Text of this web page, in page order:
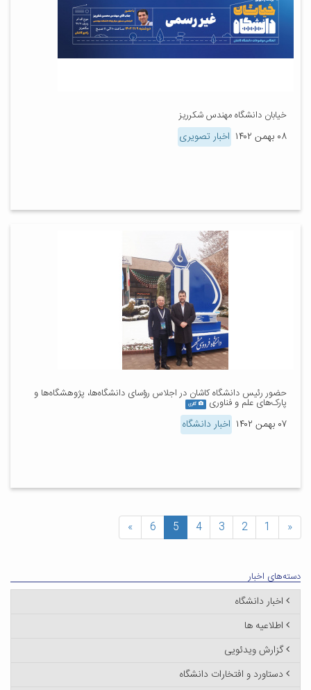
خیابان دانشگاه مهندس شکرریز
۰۸ بهمن ۱۴۰۲ اخبار تصویری
حضور رئیس دانشگاه کاشان در اجلاس رؤسای دانشگاه‌ها، پژوهشگاه‌ها و
پارک‌های علم و فناوری گالری
۰۷ بهمن ۱۴۰۲ اخبار دانشگاه
«
1
2
3
4
5
6
»
دسته‌های اخبار
اخبار دانشگاه
اطلاعیه ها
گزارش ویدئویی
دستاورد و افتخارات دانشگاه